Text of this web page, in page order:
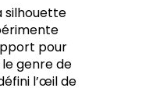
silhouette
pour
genre de
l’œil de